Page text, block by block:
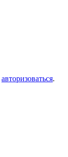
авторизоваться.